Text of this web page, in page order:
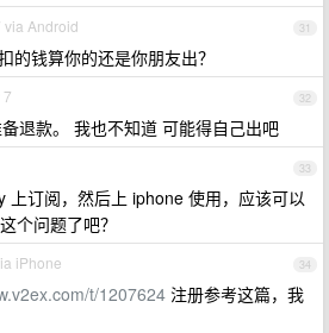
31
via Android
的钱算你的还是你朋友出？
32
7
退款。 我也不知道 可能得自己出吧
33
上订阅，然后上 iphone 使用，应该可以
个问题了吧？
34
iPhone
t/1207624 注册参考这篇，我